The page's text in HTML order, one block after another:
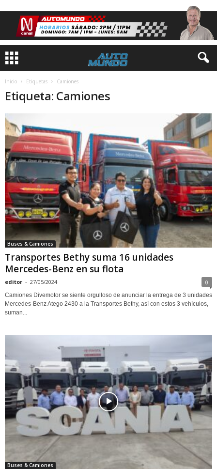
Inicio Etiquetas Camiones
Etiqueta: Camiones
Buses & Camiones
Transportes Bethy suma 16 unidades
Mercedes-Benz en su flota
editor - 27/05/2024 0
Camiones Divemotor se siente orgulloso de anunciar la entrega de 3 unidades
Mercedes-Benz Atego 2430 a la Transportes Bethy, así con estos 3 vehículos,
suman...
Buses & Camiones